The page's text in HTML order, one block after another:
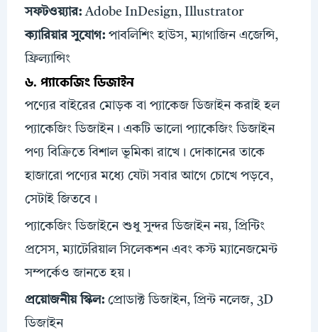
সফটওয়্যার: Adobe InDesign, Illustrator
ক্যারিয়ার সুযোগ: পাবলিশিং হাউস, ম্যাগাজিন এজেন্সি,
ফ্রিল্যান্সিং
৬. প্যাকেজিং ডিজাইন
পণ্যের বাইরের মোড়ক বা প্যাকেজ ডিজাইন করাই হল
প্যাকেজিং ডিজাইন। একটি ভালো প্যাকেজিং ডিজাইন
পণ্য বিক্রিতে বিশাল ভূমিকা রাখে। দোকানের তাকে
হাজারো পণ্যের মধ্যে যেটা সবার আগে চোখে পড়বে,
সেটাই জিতবে।
প্যাকেজিং ডিজাইনে শুধু সুন্দর ডিজাইন নয়, প্রিন্টিং
প্রসেস, ম্যাটেরিয়াল সিলেকশন এবং কস্ট ম্যানেজমেন্ট
সম্পর্কেও জানতে হয়।
প্রয়োজনীয়স্কিল: প্রোডাক্ট ডিজাইন, প্রিন্ট নলেজ, 3D
ডিজাইন